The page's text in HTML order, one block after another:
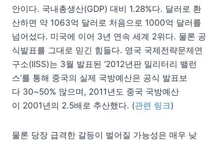
안이다. 국내총생산(GDP) 대비 1.28%다. 달러로 환
산하면 약 1063억 달러로 처음으로 1000억 달러를
넘어섰다. 미국에 이어 3년 연속 세계 2위다. 물론 공
식발표를 그대로 믿긴 힘들다. 영국 국제전략문제연
구소(IISS)는 3월 발표된 ‘2012년판 밀리터리 밸런
스’를 통해 중국의 실제 국방예산은 공식 발표보
다 30~50% 많으며, 2011년도 중국 국방예산
이 2001년의 2.5배로 추산했다. (관련 링크)
물론 당장 급격한 갈등이 벌어질 가능성은 매우 낮